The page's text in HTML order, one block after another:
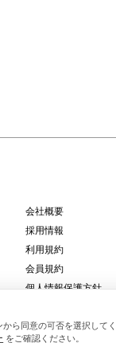
会社概要
採用情報
利用規約
会員規約
個人情報保護方針
特定商取引法に基づ
ら同意の可否を選択し
をご確認ください。